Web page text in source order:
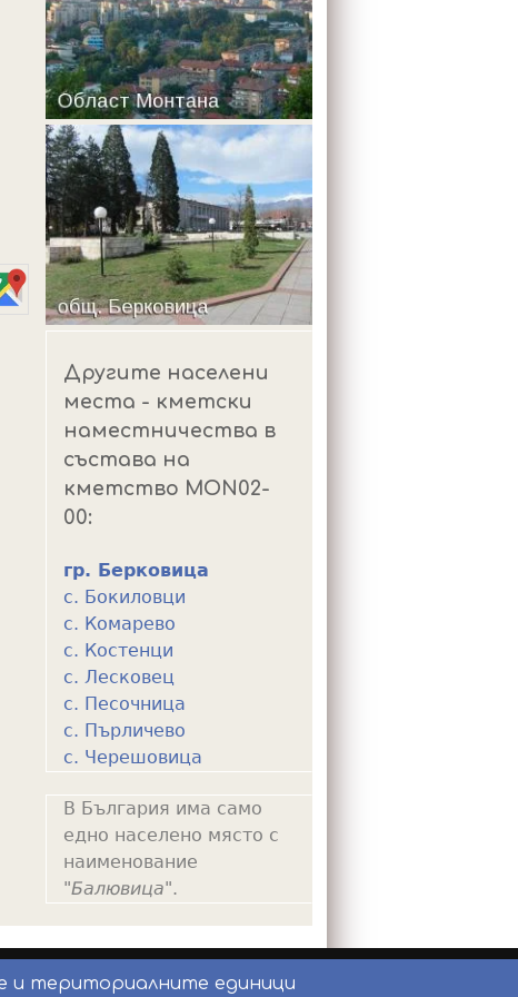
Другите населени
места - кметски
наместничества в
състава на
кметство MON02-
00:
гр. Берковица
с. Бокиловци
с. Комарево
с. Костенци
с. Лесковец
с. Песочница
с. Пърличево
с. Черешовица
В България има само
едно населено място с
наименование
"Балювица".
и териториалните единици